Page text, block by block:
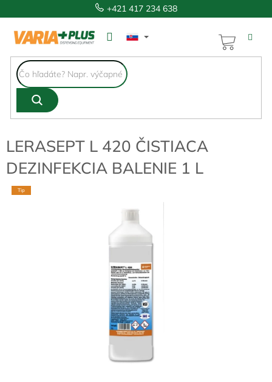
na
obsah
+421 417 234 638
KOŠÍK
LERASEPT L 420 ČISTIACA
DEZINFEKCIA BALENIE 1 L
Tip